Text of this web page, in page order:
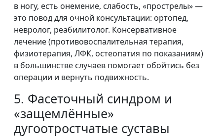
в ногу, есть онемение, слабость, «прострелы» —
это повод для очной консультации: ортопед,
невролог, реабилитолог. Консервативное
лечение (противовоспалительная терапия,
физиотерапия, ЛФК, остеопатия по показаниям)
в большинстве случаев помогает обойтись без
операции и вернуть подвижность.
5. Фасеточный синдром и
«защемлённые»
дугоотростчатые суставы